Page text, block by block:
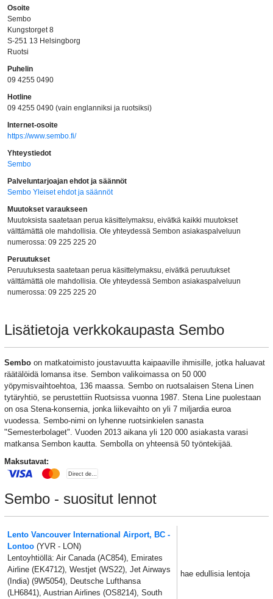
Osoite
Sembo
Kungstorget 8
S-251 13 Helsingborg
Ruotsi
Puhelin
09 4255 0490
Hotline
09 4255 0490 (vain englanniksi ja ruotsiksi)
Internet-osoite
https://www.sembo.fi/
Yhteystiedot
Sembo
Palveluntarjoajan ehdot ja säännöt
Sembo Yleiset ehdot ja säännöt
Muutokset varaukseen
Muutoksista saatetaan perua käsittelymaksu, eivätkä kaikki muutokset
välttämättä ole mahdollisia. Ole yhteydessä Sembon asiakaspalveluun
numerossa: 09 225 225 20
Peruutukset
Peruutuksesta saatetaan perua käsittelymaksu, eivätkä peruutukset
välttämättä ole mahdollisia. Ole yhteydessä Sembon asiakaspalveluun
numerossa: 09 225 225 20
Lisätietoja verkkokaupasta Sembo
Sembo on matkatoimisto joustavuutta kaipaaville ihmisille, jotka haluavat
räätälöidä lomansa itse. Sembon valikoimassa on 50 000
yöpymisvaihtoehtoa, 136 maassa. Sembo on ruotsalaisen Stena Linen
tytäryhtiö, se perustettiin Ruotsissa vuonna 1987. Stena Line puolestaan
on osa Stena-konsernia, jonka liikevaihto on yli 7 miljardia euroa
vuodessa. Sembo-nimi on lyhenne ruotsinkielen sanasta
"Semesterbolaget". Vuoden 2013 aikana yli 120 000 asiakasta varasi
matkansa Sembon kautta. Sembolla on yhteensä 50 työntekijää.
Maksutavat:
Sembo - suositut lennot
Lento Vancouver International Airport, BC -
Lontoo (YVR - LON)
Lentoyhtiöllä: Air Canada (AC854), Emirates
Airline (EK4712), Westjet (WS22), Jet Airways
(India) (9W5054), Deutsche Lufthansa
(LH6841), Austrian Airlines (OS8214), South
hae edullisia lentoja